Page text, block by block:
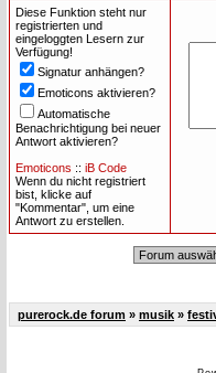
Diese Funktion steht nur
registrierten und
eingeloggten Lesern zur
Verfügung!
Signatur anhängen?
Emoticons aktivieren?
Automatische
Benachrichtigung bei neuer
Antwort aktivieren?
Emoticons :: iB Code
Wenn du nicht registriert
bist, klicke auf
"Kommentar", um eine
Antwort zu erstellen.
purerock.de forum » musik »